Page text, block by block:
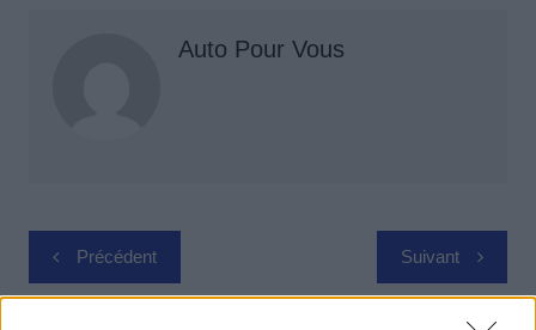
Auto Pour Vous
Navigation
de
Précédent Suivant